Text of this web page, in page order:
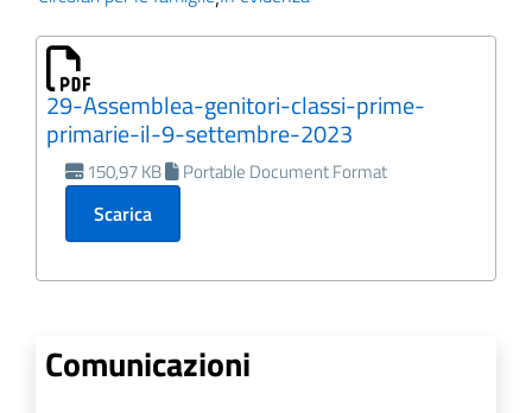
29-Assemblea-genitori-classi-prime-
primarie-il-9-settembre-2023
150,97 KB Portable Document Format
Scarica
Comunicazioni